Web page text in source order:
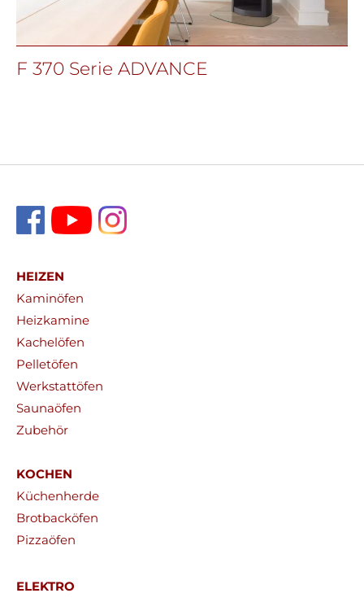
F 370 Serie ADVANCE
HEIZEN
Kaminöfen
Heizkamine
Kachelöfen
Pelletöfen
Werkstattöfen
Saunaöfen
Zubehör
KOCHEN
Küchenherde
Brotbacköfen
Pizzaöfen
ELEKTRO